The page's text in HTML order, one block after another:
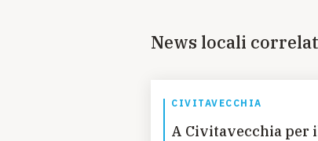
News locali
CIVITAVECCHIA
A Civitavecchia per